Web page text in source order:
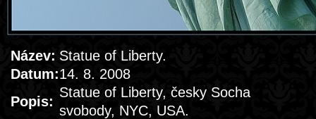
Název: Statue of Liberty.
Datum:14. 8. 2008
Popis:
Statue of Liberty, česky Socha
svobody, NYC, USA.